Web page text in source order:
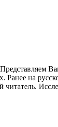
Ранее на
читатель.